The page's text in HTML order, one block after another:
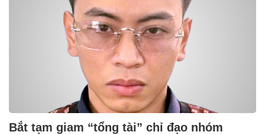
Bắt tạm giam “tổng tài” chỉ đạo nhóm